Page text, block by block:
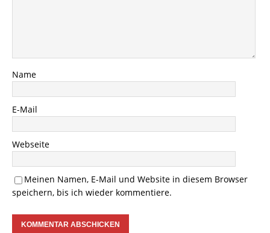
Name
E-Mail
Webseite
Meinen Namen, E-Mail und Website in diesem Browser
speichern, bis ich wieder kommentiere.